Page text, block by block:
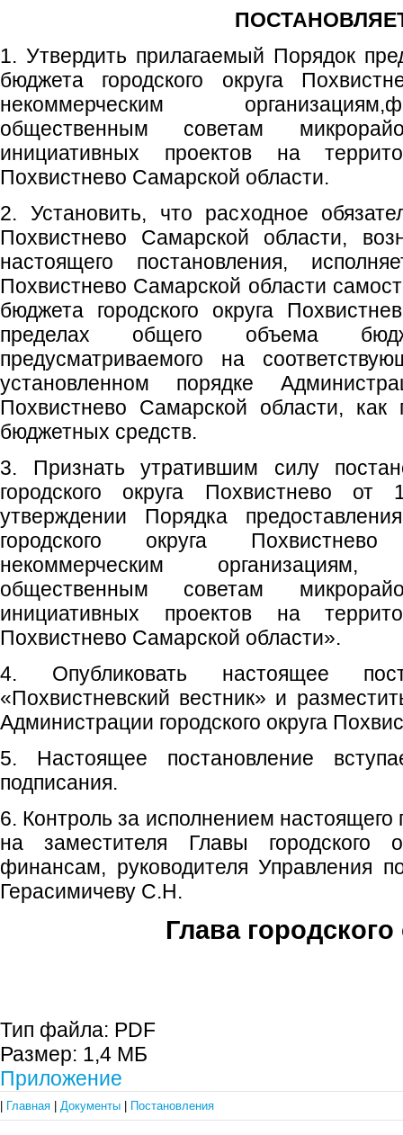
1. Утвердить прилагаемый Порядок
бюджета городского округа
некоммерческим
общественным советам
инициативных проектов на
Похвистнево Самарской области.
2. Установить, что расходное
Похвистнево Самарской области,
настоящего постановления,
Похвистнево Самарской области
бюджета городского округа
пределах общего объема
предусматриваемого на
установленном порядке
Похвистнево Самарской области, как
бюджетных средств.
3. Признать утратившим силу
городского округа Похвистнево
утверждении Порядка
городского округа
некоммерческим
общественным советам
инициативных проектов на
Похвистнево Самарской области».
4. Опубликовать настоящее
«Похвистневский вестник» и
Администрации городского округа
5. Настоящее постановление
подписания.
6. Контроль за исполнением настоящего
на заместителя Главы городского
финансам, руководителя Управления
Герасимичеву С.Н.
Глава городского
Тип файла: PDF
Размер: 1,4 МБ
Приложение
Главная Документы Постановления